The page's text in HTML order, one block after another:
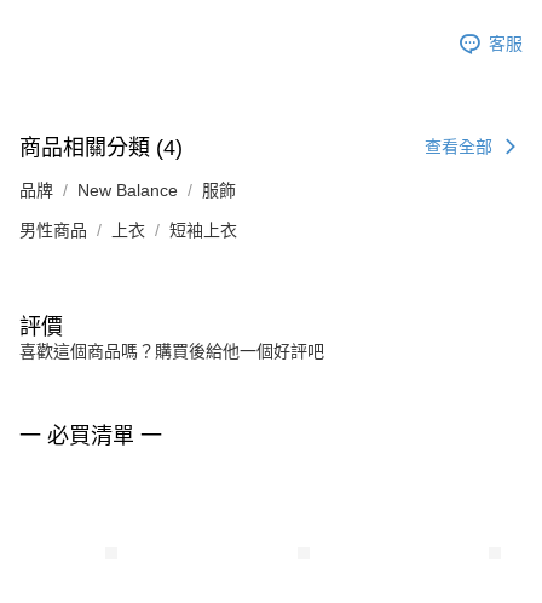
客服
商品相關分類 (4) 查看全部
品牌 New Balance 服飾
男性商品 上衣 短袖上衣
評價
喜歡這個商品嗎？購買後給他一個好評吧
一 必買清單 一